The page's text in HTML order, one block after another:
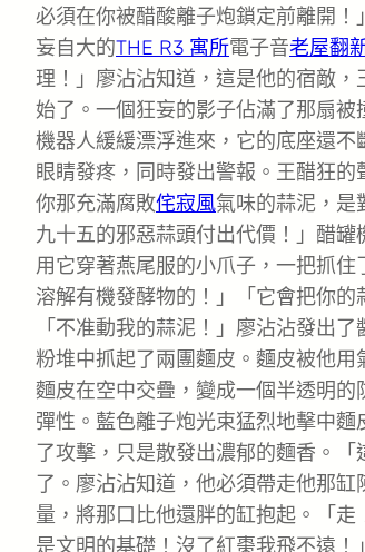
必須在你被醋酸離子炮鎖定前離開
妄自大的THE R3 寓所電子音老屋翻
理！」廖沾沾知道，這是他的宿敵
始了。一個狂妄的影子佔滿了那扇
機器人緩緩漂浮進來，它的底座還
眼睛發疼，同時發出警報。王醋狂
你那充滿腐敗侘寂風氣味的蒜泥，是
九十五的邪惡蒜頭付出代價！」醋
用它穿著燕尾服的小爪子，一把抓
溶解有機發酵物的！」「它會把你
「不准動我的蒜泥！」廖沾沾發出
粉堆中抓起了兩團麵皮。麵皮被他
麵皮在空中交疊，變成一個半透明
彈性。藍色離子炮光束猛烈地擊中
了攻擊，只是散發出濃郁的麵香。
了。廖沾沾知道，他必須帶走他那
量，將那口比他還胖的缸抱起。「
是文明的基礎！沒了紅棗我飛不遠